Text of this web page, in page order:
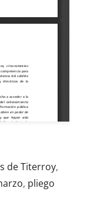
de Titerroy,
, pliego